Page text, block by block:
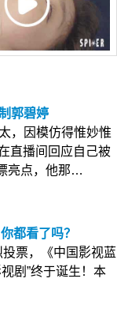
郭碧婷
，因模仿得惟妙惟
播间回应自己被
亮点，他那…
都看了吗？
票，《中国影视蓝
剧”终于诞生！本